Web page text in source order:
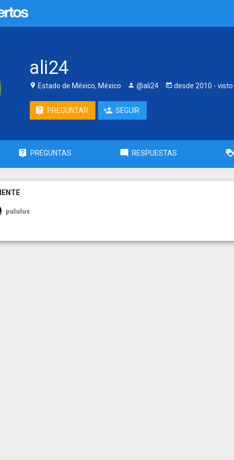
ali24
Estado de México, México @ali24 desde 2010 - visto
PREGUNTAR SEGUIR
PREGUNTAS RESPUESTAS
pululus